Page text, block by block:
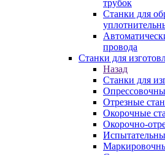
трубок
Станки для
провода
Станки для
Назад
Станки для
Отрезные
Окорочные
Окорочно-